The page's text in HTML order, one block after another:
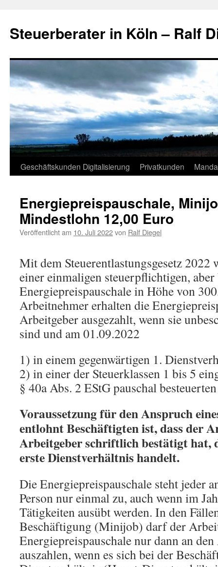
springen
Steuerberater in Köln – Ralf
Geschäftskunden Digitalisierung Privatkunden
Energiepreispauschale,
Mindestlohn 12,00 Euro
Veröffentlicht am 10. Juli 2022von Ralf Diegel
Mit dem Steuerentlastungsgesetz 2022
einer einmaligen steuerpflichtigen,
Energiepreispauschale in Höhe von
Arbeitnehmer erhalten die
Arbeitgeber ausgezahlt, wenn sie
sind und am 01.09.2022
1) in einem gegenwärtigen 1.
2) in einer der Steuerklassen 1 bis 5
§ 40a Abs. 2 EStG pauschal
Voraussetzung für den Anspruch
entlohnt Beschäftigten ist, dass der
Arbeitgeber schriftlich bestätigt hat,
erste Dienstverhältnis handelt.
Die Energiepreispauschale steht jeder
Person nur einmal zu, auch wenn im
Tätigkeiten ausübt werden. In den
Beschäftigung (Minijob) darf der
Energiepreispauschale nur dann an
auszahlen, wenn es sich bei der